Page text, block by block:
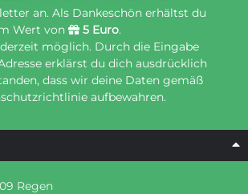
an. Als Dankeschön erhältst du
Wert von
5 Euro.
möglich. Durch die Eingabe
erklärst du dich ausdrücklich
dass wir deine Daten gemäß
aufbewahren.
Regen